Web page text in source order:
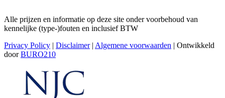
Alle prijzen en informatie op deze site onder voorbehoud van
kennelijke (type-)fouten en inclusief BTW
Privacy Policy | Disclaimer| Algemene voorwaarden | Ontwikkeld
doorBURO210